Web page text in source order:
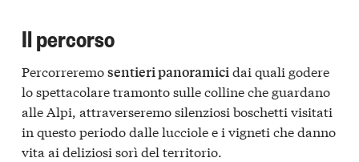
Il percorso
Percorreremosentieri panoramicidai quali godere
lo spettacolare tramonto sulle colline che guardano
alle Alpi, attraverseremo silenziosi boschetti visitati
in questo periodo dalle lucciole e i vigneti che danno
vita ai deliziosi sorì del territorio.